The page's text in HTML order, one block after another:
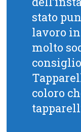
stato
lavoro
molto
coloro